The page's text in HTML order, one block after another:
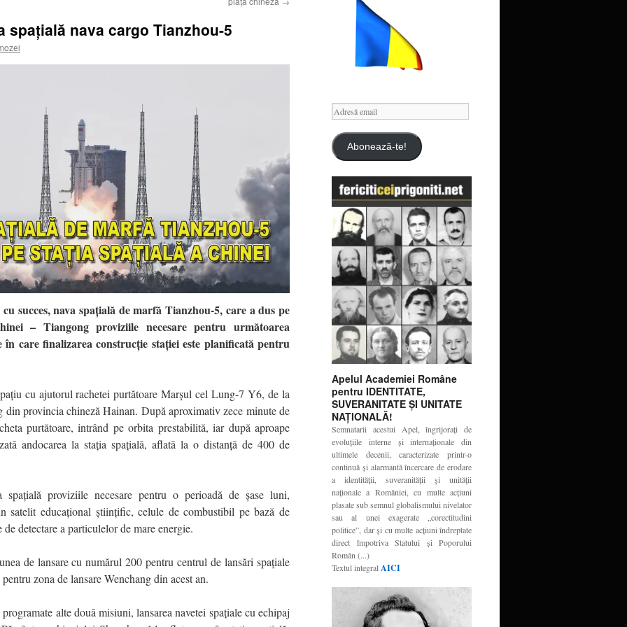
spațială nava cargo Tianzhou-5
succes, nava spațială de marfă Tianzhou-5, care a dus pe
– Tiangong proviziile necesare pentru următoarea
care finalizarea construcție stației este planificată pentru
cu ajutorul rachetei purtătoare Marșul cel Lung-7 Y6, de la
din provincia chineză Hainan. După aproximativ zece minute de
purtătoare, intrând pe orbita prestabilită, iar după aproape
andocarea la stația spațială, aflată la o distanță de 400 de
spațială proviziile necesare pentru o perioadă de șase luni,
satelit educațional științific, celule de combustibil pe bază de
detectare a particulelor de mare energie.
de lansare cu numărul 200 pentru centrul de lansări spațiale
zona de lansare Wenchang din acest an.
alte două misiuni, lansarea navetei spațiale cu echipaj
Adresă
email
Abonează-te!
Apelul Academiei Române
pentru IDENTITATE,
SUVERANITATE ŞI UNITATE
NAŢIONALĂ!
Semnatarii acestui Apel, îngrijoraţi de
evoluţiile interne şi internaţionale din
ultimele decenii, caracterizate printr-o
continuă şi alarmantă încercare de erodare
a identităţii, suveranităţii şi unităţii
naţionale a României, cu multe acţiuni
plasate sub semnul globalismului nivelator
sau al unei exagerate „corectitudini
politice”, dar şi cu multe acţiuni îndreptate
direct împotriva Statului şi Poporului
Român (...)
Textul integralAICI